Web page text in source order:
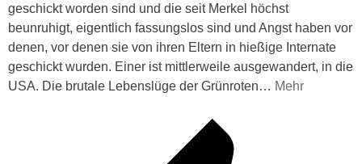
geschickt worden sind und die seit Merkel höchst
beunruhigt, eigentlich fassungslos sind und Angst haben vor
denen, vor denen sie von ihren Eltern in hießige Internate
geschickt wurden. Einer ist mittlerweile ausgewandert, in die
USA. Die brutale Lebenslüge der Grünroten… Mehr